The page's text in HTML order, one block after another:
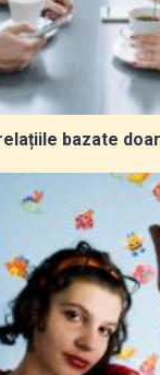
bazate